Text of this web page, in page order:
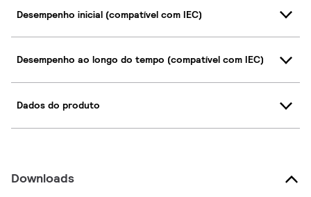
Desempenho inicial (compatível com IEC)
Desempenho ao longo do tempo (compatível com IEC)
Dados do produto
Downloads